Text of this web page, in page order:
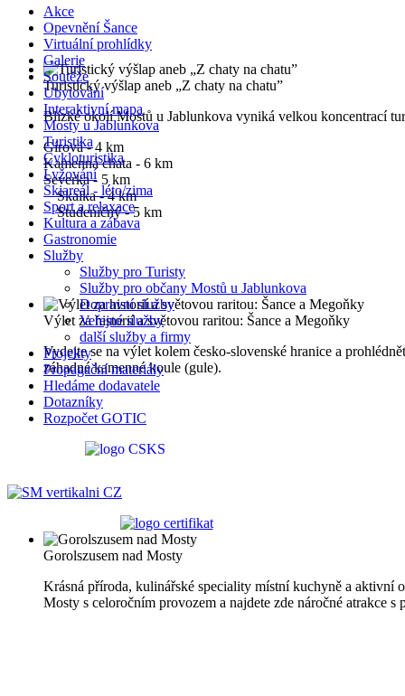
Turistický výšlap aneb „Z chaty na chatu”
Blízké okolí Mostů u Jablunkova vyniká velkou koncentrací
Gírová - 4 km
Kamenná chata - 6 km
Severka - 5 km
Skalka - 4 km
Studeničný - 5 km
Výlet za historií a světovou raritou: Šance a Megoňky
Vydejte se na výlet kolem česko-slovenské hranice a
záhadné kamenné koule (gule).
Gorolszusem nad Mosty
Krásná příroda, kulinářské speciality místní kuchyně a aktivní
Mosty s celoročním provozem a najdete zde náročné atrakce
Akce
Opevnění Šance
Virtuální prohlídky
Galerie
Soutěže
Ubytování
Interaktivní mapa
Mosty u Jablunkova
Turistika
Cykloturistika
Lyžování
Skiareál - léto/zima
Sport a relaxace
Kultura a zábava
Gastronomie
Služby
Služby pro Turisty
Služby pro občany Mostů u Jablunkova
Dopravní služby
Veřejné služby
další služby a firmy
Projekty
Propagační materiály
Hledáme dodavatele
Dotazníky
Rozpočet GOTIC